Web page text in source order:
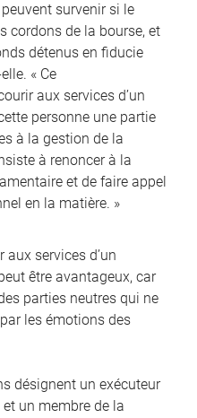
survenir si le
cordons de la bourse, et
détenus en fiducie
« Ce
aux services d’un
personne une partie
à la gestion de la
à renoncer à la
et de faire appel
en la matière. »
aux services d’un
être avantageux, car
parties neutres qui ne
les émotions des
désignent un exécuteur
un membre de la